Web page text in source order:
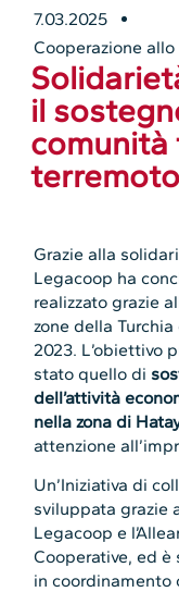
7.03.2025
Cooperazione
il
comunità
terremoto
Grazie alla
Legacoop ha
realizzato grazie
zone della
2023. L’obiettivo
stato quello di
dell’attività
nella zona di
attenzione
Un’Iniziativa di
sviluppata grazie
Legacoop e
Cooperative, ed è
in coordinamento